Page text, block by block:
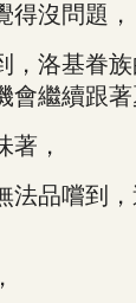
沒問題，
洛基眷族
會繼續跟著
，
品嚐到，